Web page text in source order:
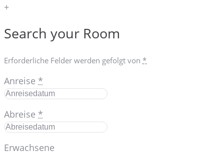
+
Search your Room
Erforderliche Felder werden gefolgt von *
Anreise *
Abreise *
Erwachsene